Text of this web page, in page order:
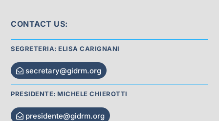
CONTACT US:
SEGRETERIA: ELISA CARIGNANI
secretary@gidrm.org
PRESIDENTE: MICHELE CHIEROTTI
presidente@gidrm.org